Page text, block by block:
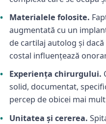
Materialele folosite.
augmentată cu un
de cartilaj autolog și
costal influențează
Experiența chirurgului.
solid, documentat,
percep de obicei mai
Unitatea și cererea.